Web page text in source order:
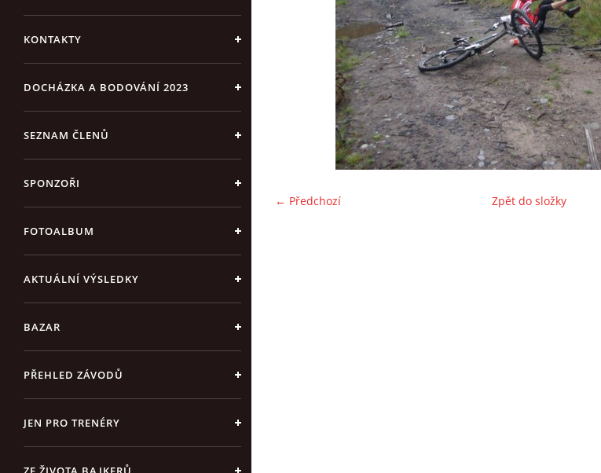
KONTAKTY
DOCHÁZKA A BODOVÁNÍ 2023
SEZNAM ČLENŮ
SPONZOŘI
FOTOALBUM
AKTUÁLNÍ VÝSLEDKY
BAZAR
PŘEHLED ZÁVODŮ
JEN PRO TRENÉRY
← Předchozí Zpět do složky